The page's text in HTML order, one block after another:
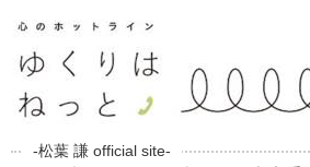
-松葉 謙 official site-